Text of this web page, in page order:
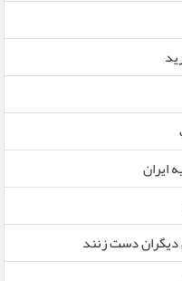
ایران
دیگران دست زنند